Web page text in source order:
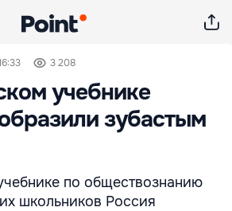
3 208
учебнике
зубастым
по обществознанию
школьников Россия